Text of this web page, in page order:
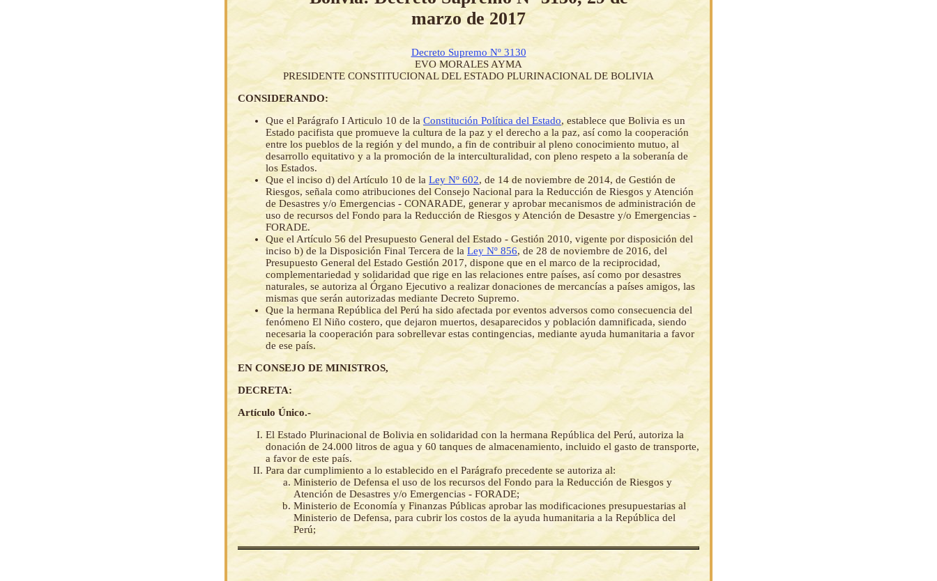
marzo de 2017
Decreto Supremo Nº 3130
EVO MORALES AYMA
PRESIDENTE CONSTITUCIONAL DEL ESTADO PLURINACIONAL DE BOLIVIA
CONSIDERANDO:
Que el Parágrafo I Articulo 10 de la Constitución Política del Estado, establece que Bolivia es un
Estado pacifista que promueve la cultura de la paz y el derecho a la paz, así como la cooperación
entre los pueblos de la región y del mundo, a fin de contribuir al pleno conocimiento mutuo, al
desarrollo equitativo y a la promoción de la interculturalidad, con pleno respeto a la soberanía de
los Estados.
Que el inciso d) del Artículo 10 de la Ley Nº 602, de 14 de noviembre de 2014, de Gestión de
Riesgos, señala como atribuciones del Consejo Nacional para la Reducción de Riesgos y Atención
de Desastres y/o Emergencias - CONARADE, generar y aprobar mecanismos de administración de
uso de recursos del Fondo para la Reducción de Riesgos y Atención de Desastre y/o Emergencias -
FORADE.
Que el Artículo 56 del Presupuesto General del Estado - Gestión 2010, vigente por disposición del
inciso b) de la Disposición Final Tercera de la Ley Nº 856, de 28 de noviembre de 2016, del
Presupuesto General del Estado Gestión 2017, dispone que en el marco de la reciprocidad,
complementariedad y solidaridad que rige en las relaciones entre países, así como por desastres
naturales, se autoriza al Órgano Ejecutivo a realizar donaciones de mercancías a países amigos, las
mismas que serán autorizadas mediante Decreto Supremo.
Que la hermana República del Perú ha sido afectada por eventos adversos como consecuencia del
fenómeno El Niño costero, que dejaron muertos, desaparecidos y población damnificada, siendo
necesaria la cooperación para sobrellevar estas contingencias, mediante ayuda humanitaria a favor
de ese país.
EN CONSEJO DE MINISTROS,
DECRETA:
Artículo Único.-
El Estado Plurinacional de Bolivia en solidaridad con la hermana República del Perú, autoriza la
donación de 24.000 litros de agua y 60 tanques de almacenamiento, incluido el gasto de transporte,
a favor de este país.
Para dar cumplimiento a lo establecido en el Parágrafo precedente se autoriza al:
Ministerio de Defensa el uso de los recursos del Fondo para la Reducción de Riesgos y
Atención de Desastres y/o Emergencias - FORADE;
Ministerio de Economía y Finanzas Públicas aprobar las modificaciones presupuestarias al
Ministerio de Defensa, para cubrir los costos de la ayuda humanitaria a la República del
Perú;